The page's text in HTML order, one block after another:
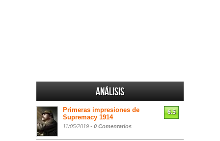
Análisis
Primeras impresiones de
Supremacy 1914
11/05/2019 - 0 Comentarios
6.5